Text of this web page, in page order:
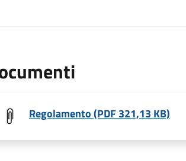
Regolamento (PDF 321,13 KB)